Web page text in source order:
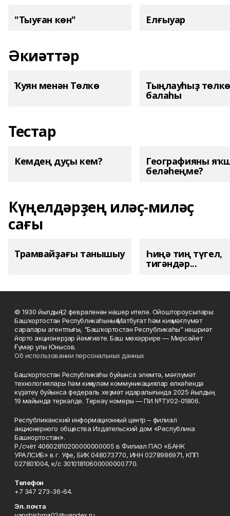
"Тыуған көн" Елғыуар
Әкиәттәр
Ҡуян менән Төлкө Тыңлауһыҙ төлкө
балаһы
Тестар
Кемдең дуҫы кем? Географияны
беләһеңме?
Күңелдәрҙең иләҫ-миләҫ
сағы
Трамвайҙағы танышыу Һиңә тиң түгел,
тигәндәр...
© 1930 йылдың 12 февраленән нәшер ителә. Ойоштороусылары:
Башҡортостан Республикаһының Матбуғат һәм киң мәғлүмәт
саралары агентлығы, "Башҡортостан Республикаһы" нәшриәт
йорто акционерҙар йәмғиәте. Баш мөхәррире — Мирсәйет
Ғүмәр улы Юнысов.
Об использовании персональных данных
Башҡортостан Республикаһы буйынса элемтә, мәғлүмәт
технологиялары һәм киңкүләм коммуникациялар өлкәһендә
күҙәтеү буйынса федераль хеҙмәт идаралығында 2025 йылдың
19 майында теркәлде. Теркәү номеры — ПИ №ТУ02-01806.
Республиканский информационный центр – филиал
акционерного общества Издательский дом «Республика
Башкортостан».
Р./счёт 40602810200000000005 в Филиал ПАО «БАНК
УРАЛСИБ» в г. Уфе, БИК 048073770, ИНН 0278986971, КПП
027801004, к/с 30101810600000000770.
Телефон
+7 347 273-36-64.
Эл. почта